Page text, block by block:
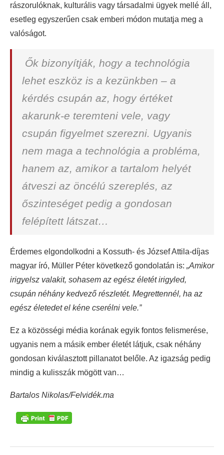
rászorulóknak, kulturális vagy társadalmi ügyek mellé áll,
esetleg egyszerűen csak emberi módon mutatja meg a
valóságot.
Ők bizonyítják, hogy a technológia
lehet eszköz is a kezünkben – a
kérdés csupán az, hogy értéket
akarunk-e teremteni vele, vagy
csupán figyelmet szerezni. Ugyanis
nem maga a technológia a probléma,
hanem az, amikor a tartalom helyét
átveszi az öncélú szereplés, az
őszinteséget pedig a gondosan
felépített látszat…
Érdemes elgondolkodni a Kossuth- és József Attila-díjas
magyar író, Müller Péter következő gondolatán is: „Amikor
irigyelsz valakit, sohasem az egész életét irigyled,
csupán néhány kedvező részletét. Megrettennél, ha az
egész életedet el kéne cserélni vele.”
Ez a közösségi média korának egyik fontos felismerése,
ugyanis nem a másik ember életét látjuk, csak néhány
gondosan kiválasztott pillanatot belőle. Az igazság pedig
mindig a kulisszák mögött van…
Bartalos Nikolas/Felvidék.ma